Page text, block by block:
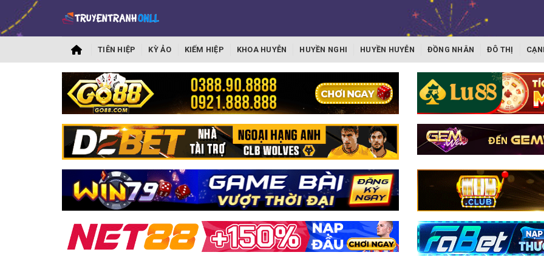
TIÊN HIỆP KỲ ẢO KIẾM HIỆP KHOA HUYỄN HUYỀN NGHI HUYỀN HUYỄN ĐỒNG NHÂN ĐÔ THỊ